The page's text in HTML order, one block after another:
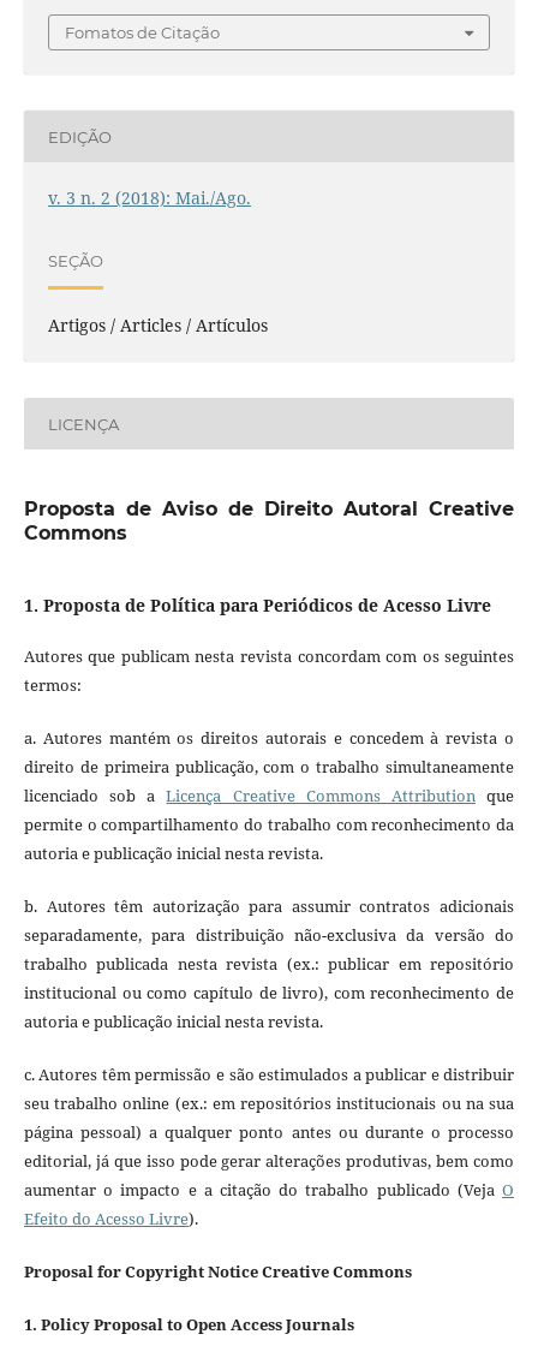
Fomatos de Citação
EDIÇÃO
v. 3 n. 2 (2018): Mai./Ago.
SEÇÃO
Artigos / Articles / Artículos
LICENÇA
Proposta de Aviso de Direito Autoral Creative
Commons
1. Proposta de Política para Periódicos de Acesso Livre
Autores que publicam nesta revista concordam com os seguintes
termos:
a. Autores mantém os direitos autorais e concedem à revista o
direito de primeira publicação, com o trabalho simultaneamente
licenciado sob aLicença Creative Commons Attributionque
permite o compartilhamento do trabalho com reconhecimento da
autoria e publicação inicial nesta revista.
b. Autores têm autorização para assumir contratos adicionais
separadamente, para distribuição não-exclusiva da versão do
trabalho publicada nesta revista (ex.: publicar em repositório
institucional ou como capítulo de livro), com reconhecimento de
autoria e publicação inicial nesta revista.
c. Autores têm permissão e são estimulados a publicar e distribuir
seu trabalho online (ex.: em repositórios institucionais ou na sua
página pessoal) a qualquer ponto antes ou durante o processo
editorial, já que isso pode gerar alterações produtivas, bem como
aumentar o impacto e a citação do trabalho publicado (VejaO
Efeito do Acesso Livre).
Proposal for Copyright Notice Creative Commons
1. Policy Proposal to Open Access Journals